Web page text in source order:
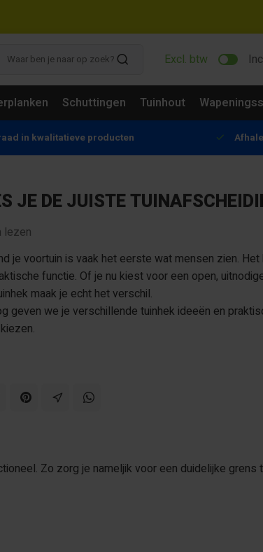
Excl. btw
Schuttingen Tuinhout
in kwalitatieve producten
JE DE JUISTE
lezen
je voortuin is vaak het eerste wat mensen zien.
functie. Of je nu kiest voor een open,
maak je echt het verschil.
geven we je verschillende tuinhek ideeën en
Zo zorg je nameljik voor een duidelijke